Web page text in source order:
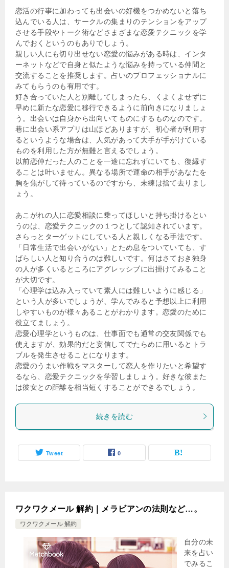
恋活の行事に加わっても出会いの好機をつかめないと落ち
込んでいる人は、サークルの集まりのテンションをアップ
させる手段やトーク術などさまざまな恋愛テクニックを学
んでおくというのもありでしょう。
親しい人にも切り出せない恋愛の悩みがある時は、インタ
ーネットなどで自身と似たような悩みを持っている仲間と
交流することを推奨します。占いのプロフェッショナルに
みてもらうのも有用です。
好き合っていた人と別離してしまったら、くよくよせずに
早めに新たな恋愛に移行できるように前向きになりましょ
う。出会いは自身から出向いてものにするものなのです。
巷に出会い系アプリは山ほどありますが、初心者が利用す
るというような場合は、人気があって大手が手がけている
ものを利用した方が無難と言えるでしょう。
以前恋仲だった人のことを一途に忘れずにいても、復縁す
ることは叶いません。異なる場所で運命の相手があなたを
胸を焦がして待っているのですから、未練は捨て去りまし
ょう。
あこがれの人に恋愛相談に乗ってほしいと持ち掛けるとい
うのは、恋愛テクニックの１つとして認知されています。
さらっとターゲットにしている人と親しくなる手法です。
「日常生活で出会いがない」とため息をついていても、す
ばらしい人と知り合うのは難しいです。何はさておき独身
の人が多くいるところにアグレッシブに出掛けてみること
が大切です。
「心理学は込み入っていて素人には難しいように感じる」
という人が多いでしょうが、学んでみると予想以上に利用
しやすいものが様々あることがわかります。恋愛のために
役立てましょう。
恋愛心理学というものは、仕事面でも通常の交友関係でも
使えますが、効果的だと妄信してでたらめに用いるとトラ
ブルを発生させることになります。
恋愛のうまい作戦をマスターして恋人を作りたいと希望す
るなら、恋愛テクニックを学習しましょう。好きな彼また
は彼女との距離を相当短くすることができるでしょう。
続きを読む
Tweet 0
ワクワクメール 解約｜メラビアンの法則など…。
ワクワクメール 解約
自分の未
来を占い
でみるこ